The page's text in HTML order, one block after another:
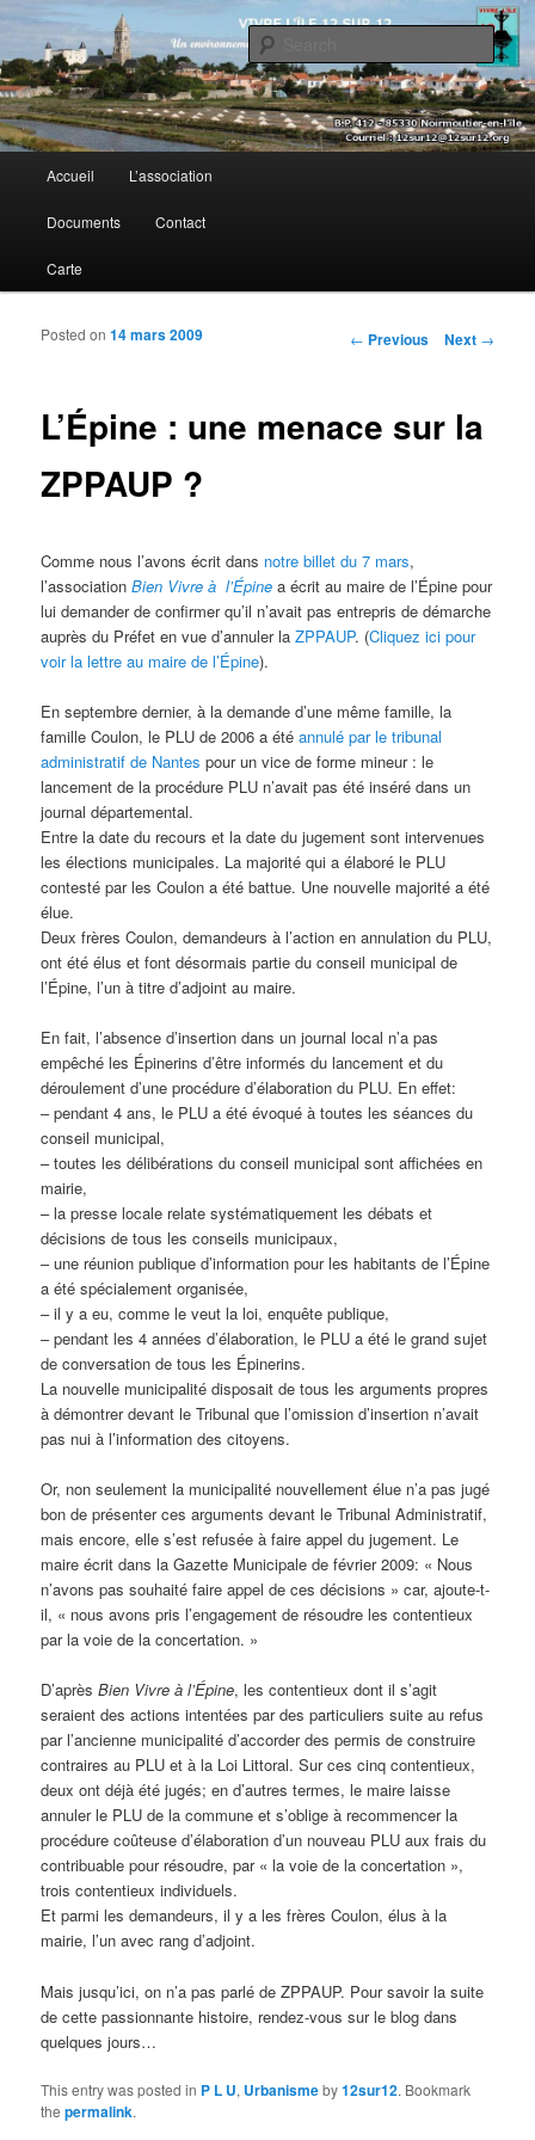
Vivre l’île 12 sur 12
Skip to primary content
Skip to secondary content
Accueil L’association
Documents Contact
Carte
Post navigation
← Previous Next →
L’Épine : une menace sur la
ZPPAUP ?
Posted on14 mars 2009
Comme nous l’avons écrit dans notre billet du 7 mars,
l’associationBien Vivre à l’Épine a écrit au maire de l’Épine pour
lui demander de confirmer qu’il n’avait pas entrepris de démarche
auprès du Préfet en vue d’annuler laZPPAUP. (Cliquez ici pour
voir la lettre au maire de l’Épine).
En septembre dernier, à la demande d’une même famille, la
famille Coulon, le PLU de 2006 a étéannulé par le tribunal
administratif de Nantes pour un vice de forme mineur : le
lancement de la procédure PLU n’avait pas été inséré dans un
journal départemental.
Entre la date du recours et la date du jugement sont intervenues
les élections municipales. La majorité qui a élaboré le PLU
contesté par les Coulon a été battue. Une nouvelle majorité a été
élue.
Deux frères Coulon, demandeurs à l’action en annulation du PLU,
ont été élus et font désormais partie du conseil municipal de
l’Épine, l’un à titre d’adjoint au maire.
En fait, l’absence d’insertion dans un journal local n’a pas
empêché les Épinerins d’être informés du lancement et du
déroulement d’une procédure d’élaboration du PLU. En effet:
– pendant 4 ans, le PLU a été évoqué à toutes les séances du
conseil municipal,
– toutes les délibérations du conseil municipal sont affichées en
mairie,
– la presse locale relate systématiquement les débats et
décisions de tous les conseils municipaux,
– une réunion publique d’information pour les habitants de l’Épine
a été spécialement organisée,
– il y a eu, comme le veut la loi, enquête publique,
– pendant les 4 années d’élaboration, le PLU a été le grand sujet
de conversation de tous les Épinerins.
La nouvelle municipalité disposait de tous les arguments propres
à démontrer devant le Tribunal que l’omission d’insertion n’avait
pas nui à l’information des citoyens.
Or, non seulement la municipalité nouvellement élue n’a pas jugé
bon de présenter ces arguments devant le Tribunal Administratif,
mais encore, elle s’est refusée à faire appel du jugement. Le
maire écrit dans la Gazette Municipale de février 2009: « Nous
n’avons pas souhaité faire appel de ces décisions » car, ajoute-t-
il, « nous avons pris l’engagement de résoudre les contentieux
par la voie de la concertation. »
D’aprèsBien Vivre à l’Épine, les contentieux dont il s’agit
seraient des actions intentées par des particuliers suite au refus
par l’ancienne municipalité d’accorder des permis de construire
contraires au PLU et à la Loi Littoral. Sur ces cinq contentieux,
deux ont déjà été jugés; en d’autres termes, le maire laisse
annuler le PLU de la commune et s’oblige à recommencer la
procédure coûteuse d’élaboration d’un nouveau PLU aux frais du
contribuable pour résoudre, par « la voie de la concertation »,
trois contentieux individuels.
Et parmi les demandeurs, il y a les frères Coulon, élus à la
mairie, l’un avec rang d’adjoint.
Mais jusqu’ici, on n’a pas parlé de ZPPAUP. Pour savoir la suite
de cette passionnante histoire, rendez-vous sur le blog dans
quelques jours…
This entry was posted in P L U, Urbanismeby12sur12. Bookmark
thepermalink.